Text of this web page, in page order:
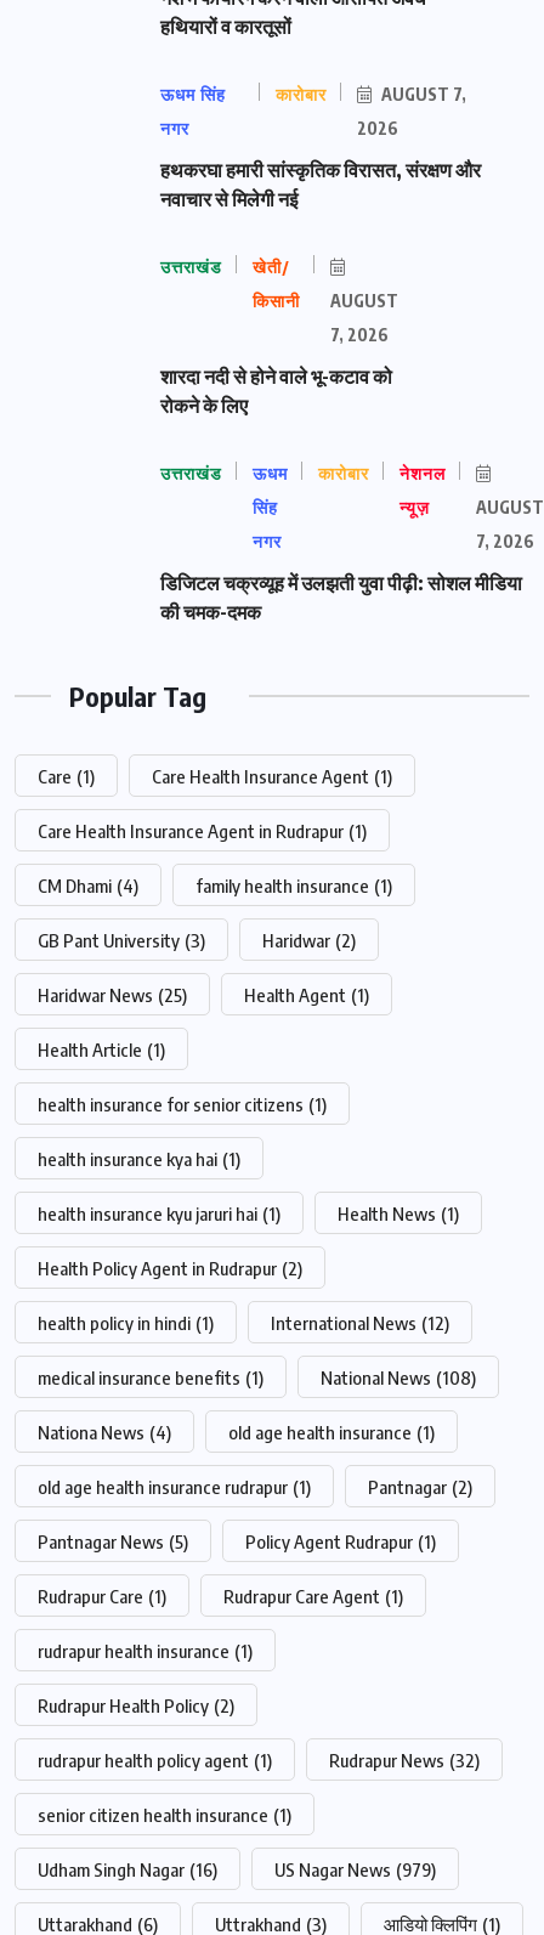
हथियारों व कारतूसों
ऊधम सिंह
नगर
कारोबार
AUGUST 7,
2026
हथकरघा हमारी सांस्कृतिक विरासत, संरक्षण और
नवाचार से मिलेगी नई
उत्तराखंड
खेती/
किसानी
AUGUST
7, 2026
शारदा नदी से होने वाले भू-कटाव को
रोकने के लिए
उत्तराखंड
ऊधम
सिंह
नगर
कारोबार
नेशनल
न्यूज़
AUGUST
7, 2026
डिजिटल चक्रव्यूह में उलझती युवा पीढ़ी: सोशल मीडिया
की चमक-दमक
Popular Tag
Care (1) Care Health Insurance Agent (1)
Care Health Insurance Agent in Rudrapur (1)
CM Dhami (4) family health insurance (1)
GB Pant University (3) Haridwar (2)
Haridwar News (25) Health Agent (1)
Health Article (1)
health insurance for senior citizens (1)
health insurance kya hai (1)
health insurance kyu jaruri hai (1) Health News (1)
Health Policy Agent in Rudrapur (2)
health policy in hindi (1) International News (12)
medical insurance benefits (1) National News (108)
Nationa News (4) old age health insurance (1)
old age health insurance rudrapur (1) Pantnagar (2)
Pantnagar News (5) Policy Agent Rudrapur (1)
Rudrapur Care (1) Rudrapur Care Agent (1)
rudrapur health insurance (1)
Rudrapur Health Policy (2)
rudrapur health policy agent (1) Rudrapur News (32)
senior citizen health insurance (1)
Udham Singh Nagar (16) US Nagar News (979)
Uttarakhand (6) Uttrakhand (3) आडियो क्लिपिंग (1)